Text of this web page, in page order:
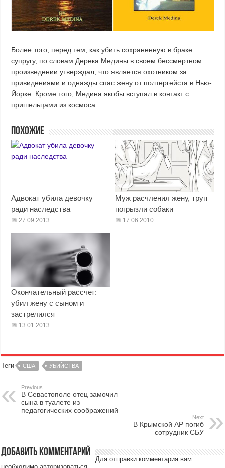
Более того, перед тем, как убить сохраненную в браке
супругу, по словам Дерека Медины в своем бессмертном
произведении утверждал, что является охотником за
привидениями и однажды спас жену от полтергейста в Нью-
Йорке. Кроме того, Медина якобы вступал в контакт с
пришельцами из космоса.
Похожие
Адвокат убила девочку
ради наследства
27.09.2013
Муж расчленил жену, труп
погрызли собаки
17.06.2010
Окончательный рассчет:
убил жену с сыном и
застрелился
13.01.2013
Теги США УБИЙСТВА
Previous
В Севастополе отец замочил
сына в туалете из
педагогических соображений
Next
В Крымской АР погиб
сотрудник СБУ
Добавить комментарий
Для отправки комментария вам